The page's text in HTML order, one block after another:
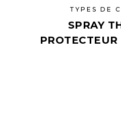
TYPES DE
SPRAY